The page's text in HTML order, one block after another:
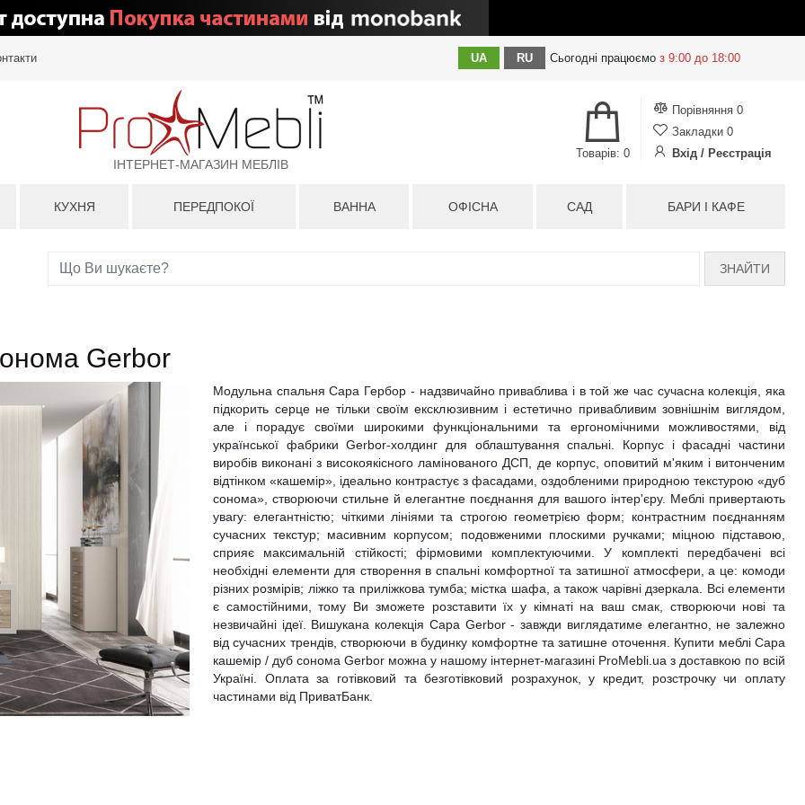
UA RU Сьогодні працюємо з 9:00 до 18:00
ІНТЕРНЕТ-МАГАЗИН МЕБЛІВ
Порівняння 0
Закладки 0
Вхід / Реєстрація
Товарів: 0
КУХНЯ ПЕРЕДПОКОЇ ВАННА ОФІСНА САД БАРИ І КАФЕ
ЗНАЙТИ
Gerbor
Модульна спальня Сара Гербор - надзвичайно приваблива і в той же час сучасна колекція, яка
підкорить серце не тільки своїм ексклюзивним і естетично привабливим зовнішнім виглядом,
але і порадує своїми широкими функціональними та ергономічними можливостями, від
української фабрики Gerbor-холдинг для облаштування спальні. Корпус і фасадні частини
виробів виконані з високоякісного ламінованого ДСП, де корпус, оповитий м'яким і витонченим
відтінком «кашемір», ідеально контрастує з фасадами, оздобленими природною текстурою «дуб
сонома», створюючи стильне й елегантне поєднання для вашого інтер'єру. Меблі привертають
увагу: елегантністю; чіткими лініями та строгою геометрією форм; контрастним поєднанням
сучасних текстур; масивним корпусом; подовженими плоскими ручками; міцною підставою,
сприяє максимальній стійкості; фірмовими комплектуючими. У комплекті передбачені всі
необхідні елементи для створення в спальні комфортної та затишної атмосфери, а це: комоди
різних розмірів; ліжко та приліжкова тумба; містка шафа, а також чарівні дзеркала. Всі елементи
є самостійними, тому Ви зможете розставити їх у кімнаті на ваш смак, створюючи нові та
незвичайні ідеї. Вишукана колекція Сара Gerbor - завжди виглядатиме елегантно, не залежно
від сучасних трендів, створюючи в будинку комфортне та затишне оточення. Купити меблі Сара
кашемір / дуб сонома Gerbor можна у нашому інтернет-магазині ProMebli.ua з доставкою по всій
Україні. Оплата за готівковий та безготівковий розрахунок, у кредит, розстрочку чи оплату
частинами від ПриватБанк.